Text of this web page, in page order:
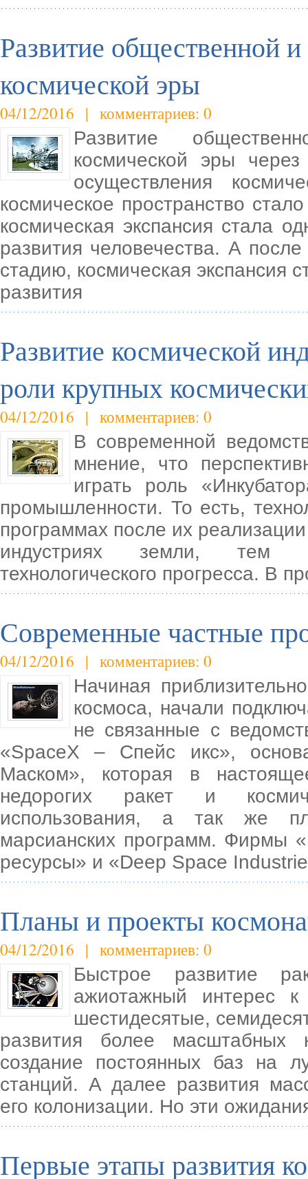
Развитие общественной
космической эры
04/12/2016 | комментариев: 0
Развитие
космической эры
осуществления
космическое пространство
космическая экспансия стала
развития человечества. А
стадию, космическая экспансия
развития
Развитие космической
роли крупных
04/12/2016 | комментариев: 0
В современной
мнение, что
играть роль
промышленности. То есть,
программах после их
индустриях земли, тем
технологического прогресса. В
Современные частные
04/12/2016 | комментариев: 0
Начиная
космоса, начали
не связанные с
«SpaceX – Спейс икс»,
Маском», которая в
недорогих ракет и
использования, а так же
марсианских программ. Фирмы
ресурсы» и «Deep Space
Планы и проекты
04/12/2016 | комментариев: 0
Быстрое развитие
ажиотажный интерес
шестидесятые,
развития более масштабных
создание постоянных баз на
станций. А далее развития
его колонизации. Но эти
Первые этапы развития